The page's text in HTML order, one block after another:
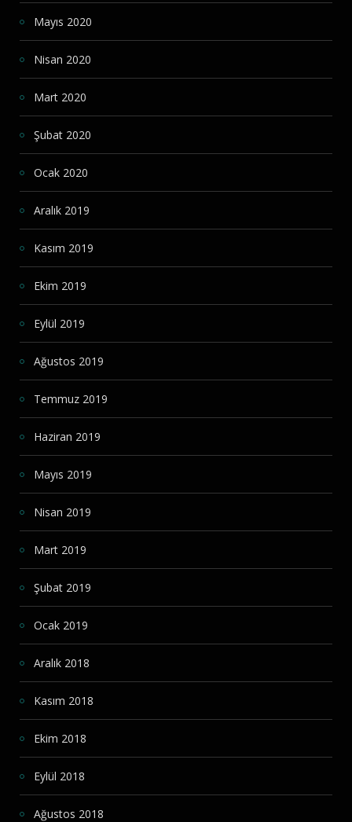
Mayıs 2020
Nisan 2020
Mart 2020
Şubat 2020
Ocak 2020
Aralık 2019
Kasım 2019
Ekim 2019
Eylül 2019
Ağustos 2019
Temmuz 2019
Haziran 2019
Mayıs 2019
Nisan 2019
Mart 2019
Şubat 2019
Ocak 2019
Aralık 2018
Kasım 2018
Ekim 2018
Eylül 2018
Ağustos 2018